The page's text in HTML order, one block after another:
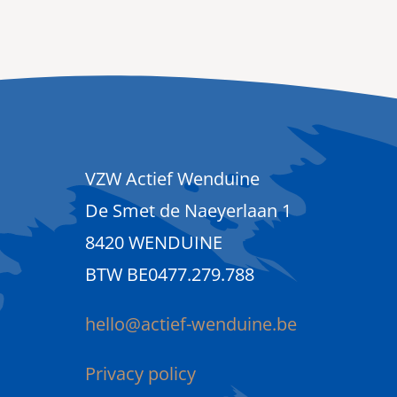
VZW Actief Wenduine
De Smet de Naeyerlaan 1
8420 WENDUINE
BTW BE0477.279.788
hello@actief-wenduine.be
Privacy policy